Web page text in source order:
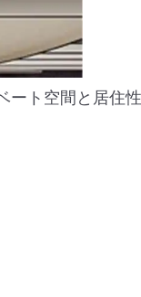
ート空間と居住